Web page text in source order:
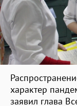
характер
заявил глава